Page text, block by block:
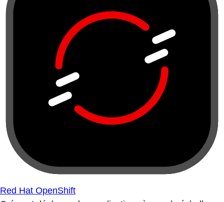
Red Hat OpenShift